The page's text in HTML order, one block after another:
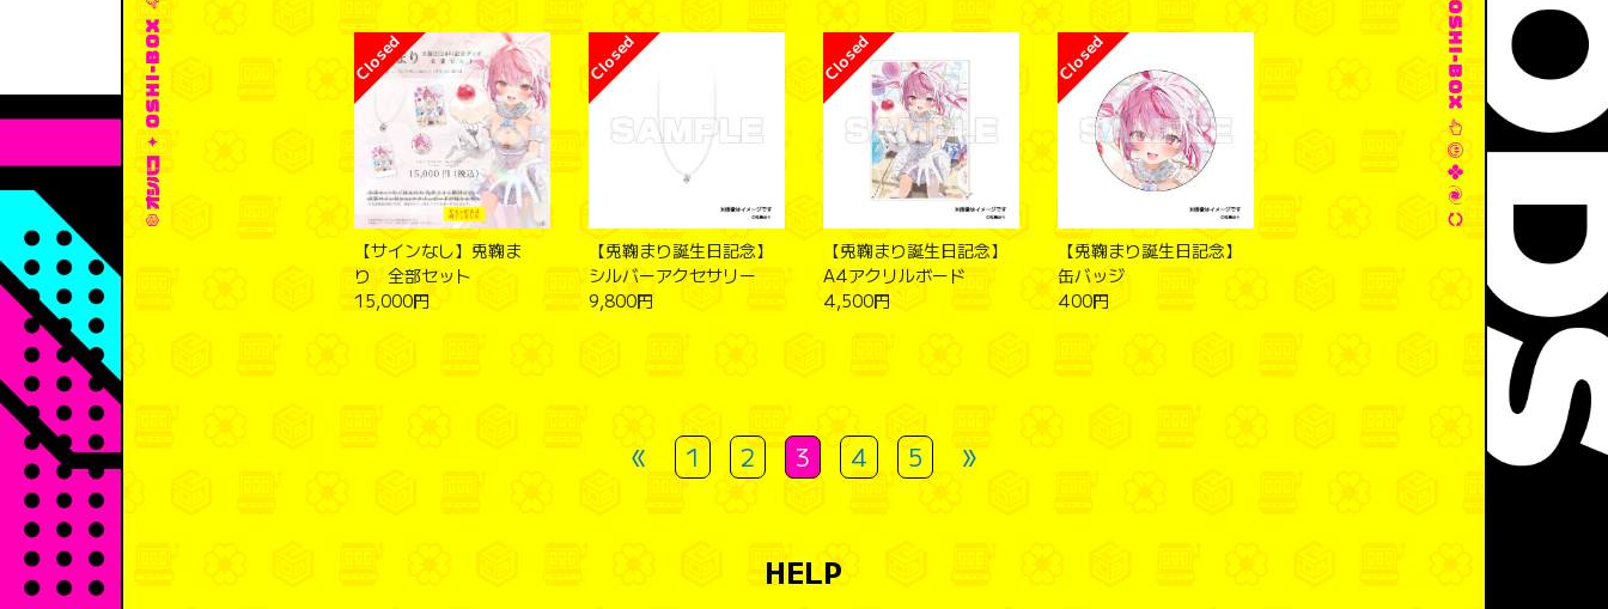
【サインなし】兎鞠ま
り 全部セット
15,000円
【兎鞠まり誕生日記念】
シルバーアクセサリー
9,800円
【兎鞠まり誕生日記念】
A4アクリルボード
4,500円
【兎鞠まり誕生日記念】
缶バッジ
400円
« 1 2 3 4 5 »
HELP